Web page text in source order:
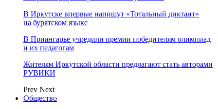
В Иркутске впервые напишут «Тотальный диктант»
на бурятском языке
В Приангарье учредили премии победителям олимпиад
и их педагогам
Жителям Иркутской области предлагают стать авторами
РУВИКИ
Prev Next
Общество